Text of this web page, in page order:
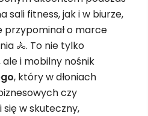
sali fitness, jak i w biurze,
o marce
🚴. To nie tylko
i mobilny nośnik
, który w dłoniach
czy
w skuteczny,